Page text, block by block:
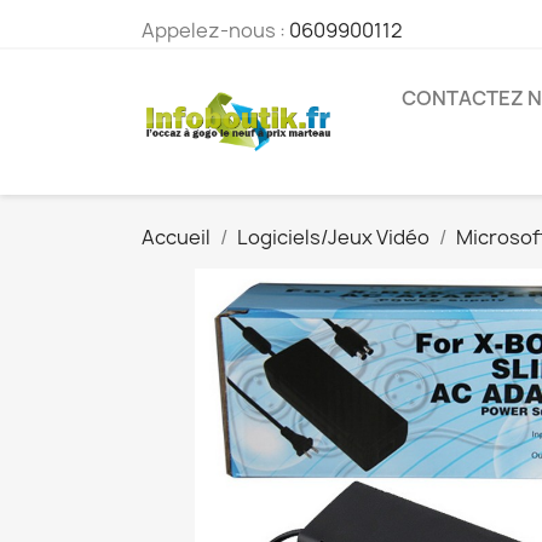
Appelez-nous : 0609900112
CONTACTEZ
Accueil Logiciels/Jeux Vidéo